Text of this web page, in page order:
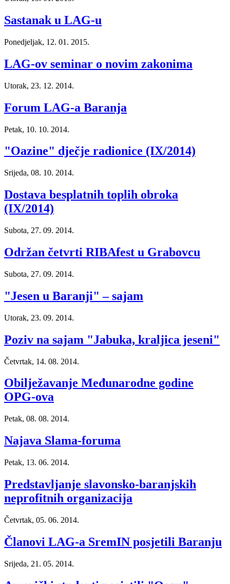
Sastanak u LAG-u
Ponedjeljak, 12. 01. 2015.
LAG-ov seminar o novim zakonima
Utorak, 23. 12. 2014.
Forum LAG-a Baranja
Petak, 10. 10. 2014.
"Oazine" dječje radionice (IX/2014)
Srijeda, 08. 10. 2014.
Dostava besplatnih toplih obroka
(IX/2014)
Subota, 27. 09. 2014.
Održan četvrti RIBAfest u Grabovcu
Subota, 27. 09. 2014.
"Jesen u Baranji" – sajam
Utorak, 23. 09. 2014.
Poziv na sajam "Jabuka, kraljica jeseni"
Četvrtak, 14. 08. 2014.
Obilježavanje Međunarodne godine
OPG-ova
Petak, 08. 08. 2014.
Najava Slama-foruma
Petak, 13. 06. 2014.
Predstavljanje slavonsko-baranjskih
neprofitnih organizacija
Četvrtak, 05. 06. 2014.
Članovi LAG-a SremIN posjetili Baranju
Srijeda, 21. 05. 2014.